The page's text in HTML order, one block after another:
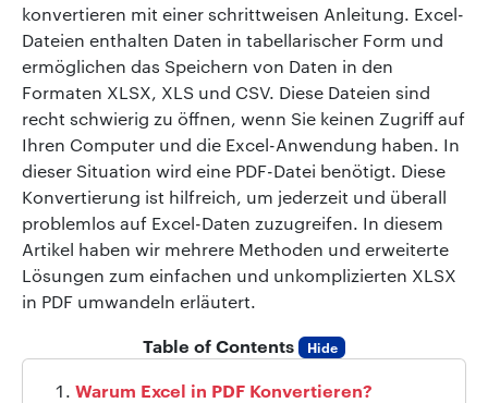
konvertieren mit einer schrittweisen Anleitung. Excel-
Dateien enthalten Daten in tabellarischer Form und
ermöglichen das Speichern von Daten in den
Formaten XLSX, XLS und CSV. Diese Dateien sind
recht schwierig zu öffnen, wenn Sie keinen Zugriff auf
Ihren Computer und die Excel-Anwendung haben. In
dieser Situation wird eine PDF-Datei benötigt. Diese
Konvertierung ist hilfreich, um jederzeit und überall
problemlos auf Excel-Daten zuzugreifen. In diesem
Artikel haben wir mehrere Methoden und erweiterte
Lösungen zum einfachen und unkomplizierten XLSX
in PDF umwandeln erläutert.
Table of Contents Hide
Warum Excel in PDF Konvertieren?